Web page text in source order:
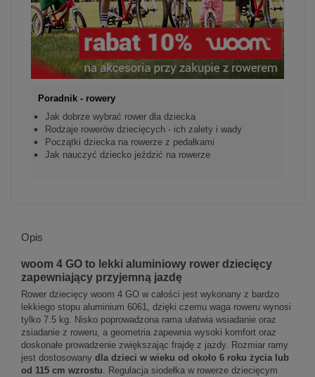
Poradnik - rowery
Jak dobrze wybrać rower dla dziecka
Rodzaje rowerów dziecięcych - ich zalety i wady
Początki dziecka na rowerze z pedałkami
Jak nauczyć dziecko jeździć na rowerze
Opis
woom 4 GO to lekki aluminiowy rower dziecięcy
zapewniający przyjemną jazdę
Rower dziecięcy woom 4 GO w całości jest wykonany z bardzo
lekkiego stopu aluminium 6061, dzięki czemu waga roweru wynosi
tylko 7.5 kg. Nisko poprowadzona rama ułatwia wsiadanie oraz
zsiadanie z roweru, a geometria zapewnia wysoki komfort oraz
doskonałe prowadzenie zwiększając frajdę z jazdy. Rozmiar ramy
jest dostosowany dla dzieci w wieku od około 6 roku życia lub
od 115 cm wzrostu. Regulacja siodełka w rowerze dziecięcym